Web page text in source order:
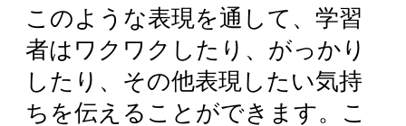
このような表現を通して、学習
者はワクワクしたり、がっかり
したり、その他表現したい気持
ちを伝えることができます。こ